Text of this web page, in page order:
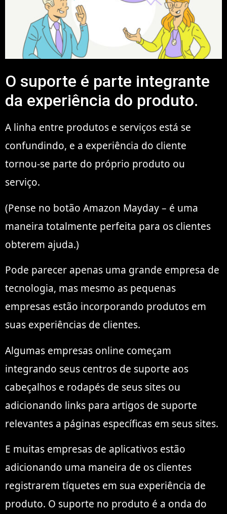
O suporte é parte integrante
da experiência do produto.
A linha entre produtos e serviços está se
confundindo, e a experiência do cliente
tornou-se parte do próprio produto ou
serviço.
(Pense no botão Amazon Mayday – é uma
maneira totalmente perfeita para os clientes
obterem ajuda.)
Pode parecer apenas uma grande empresa de
tecnologia, mas mesmo as pequenas
empresas estão incorporando produtos em
suas experiências de clientes.
Algumas empresas online começam
integrando seus centros de suporte aos
cabeçalhos e rodapés de seus sites ou
adicionando links para artigos de suporte
relevantes a páginas específicas em seus sites.
E muitas empresas de aplicativos estão
adicionando uma maneira de os clientes
registrarem tíquetes em sua experiência de
produto. O suporte no produto é a onda do